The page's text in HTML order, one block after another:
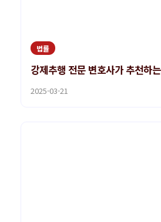
법률
강제추행 전문 변호사가 추천하
2025-03-21